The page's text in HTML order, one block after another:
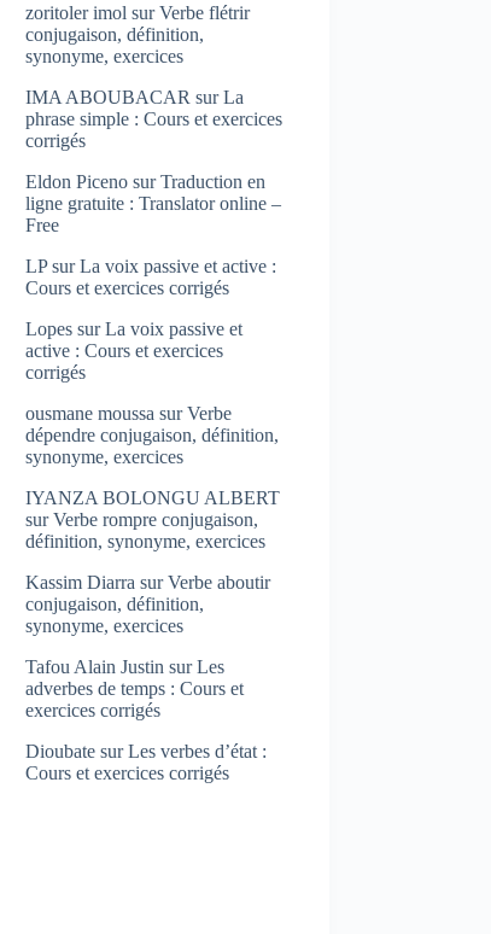
zoritoler imol surVerbe flétrir
conjugaison, définition,
synonyme, exercices
IMA ABOUBACAR surLa
phrase simple : Cours et exercices
corrigés
Eldon Piceno surTraduction en
ligne gratuite : Translator online –
Free
LPsurLa voix passive et active :
Cours et exercices corrigés
Lopes surLa voix passive et
active : Cours et exercices
corrigés
ousmane moussa surVerbe
dépendre conjugaison, définition,
synonyme, exercices
IYANZA BOLONGU ALBERT
surVerbe rompre conjugaison,
définition, synonyme, exercices
Kassim Diarra surVerbe aboutir
conjugaison, définition,
synonyme, exercices
Tafou Alain Justin surLes
adverbes de temps : Cours et
exercices corrigés
Dioubate surLes verbes d’état :
Cours et exercices corrigés